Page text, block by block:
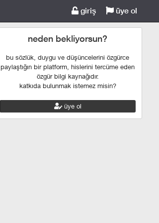
giriş üye ol
neden bekliyorsun?
bu sözlük, duygu ve düşüncelerini özgürce
paylaştığın bir platform, hislerini tercüme eden
özgür bilgi kaynağıdır.
katkıda bulunmak istemez misin?
üye ol